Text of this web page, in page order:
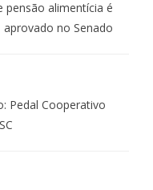
alimentícia é
aprovado no Senado
Pedal Cooperativo